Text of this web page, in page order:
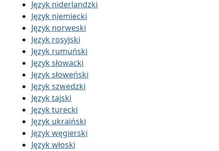
Język niderlandzki
Język niemiecki
Język norweski
Język rosyjski
Język rumuński
Język słowacki
Język słoweński
Język szwedzki
Język tajski
Język turecki
Język ukraiński
Język węgierski
Język włoski